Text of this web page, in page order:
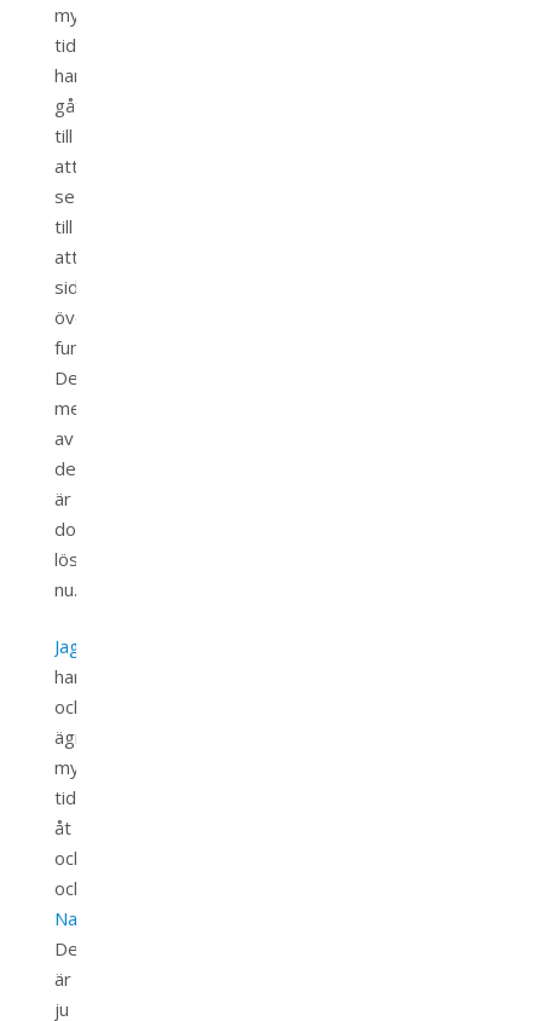
mycket
tid
har
gått
till
att
se
till
att
sidorna
överhuvudtaget
fungerar.
Det
mesta
av
detta
är
dock
löst
nu.
Jag
har
också
ägnat
mycket
tid
åt
och
och
Natali
Det
är
ju